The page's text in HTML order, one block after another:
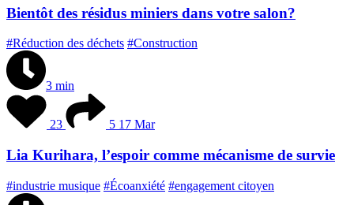
Bientôt des résidus miniers dans votre salon?
#Réduction des déchets #Construction
3 min
23 5 17 Mar
Lia Kurihara, l’espoir comme mécanisme de survie
#industrie musique #Écoanxiété #engagement citoyen